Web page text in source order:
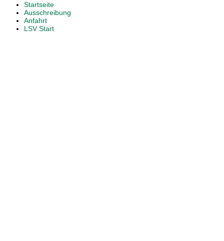
Startseite
Ausschreibung
Anfahrt
LSV Start